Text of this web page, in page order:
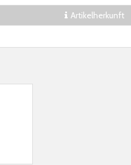
Artikelherkunft